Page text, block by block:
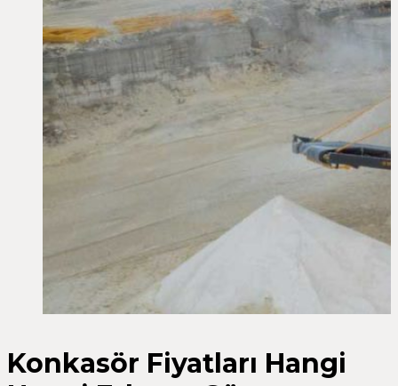
Konkasör Fiyatları Hangi